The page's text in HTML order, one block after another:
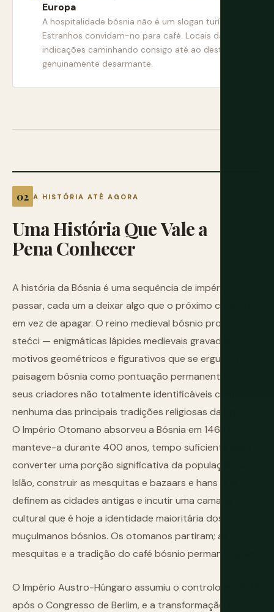
Europa
A hospitalidade bósnia não é um slogan turístico.
Estranhos convidam-no para café. Locais dão
indicações caminhando consigo até ao destino. É
genuinamente desarmante.
A HISTÓRIA ATÉ AGORA
UmaHistóriaQueValea
PenaConhecer
A história da Bósnia é uma sequência de impérios a
passar, cada um a deixar algo que o próximo construiu
em vez de apagar. O reino medieval bósnio produziu os
stećci — enigmáticas lápides medievais gravadas com
motivos geométricos e figurativos que se erguem pela
paisagem bósnia como pontuação permanente, os
seus criadores não totalmente identificáveis com
nenhuma das principais tradições religiosas da época.
O Império Otomano absorveu a Bósnia em 1463 e
manteve-a durante 400 anos, tempo suficiente para
converter uma porção significativa da população ao
Islão, construir as mesquitas e bazaars e hans que
definem as cidades antigas e incutir uma camada
cultural que é hoje a identidade maioritária dos
muçulmanos bósnios. Os otomanos partiram; as
mesquitas e a tradição do café bósnio permaneceram.
O Império Austro-Húngaro assumiu o controlo em 1878
após o Congresso de Berlim, e a transformação foi